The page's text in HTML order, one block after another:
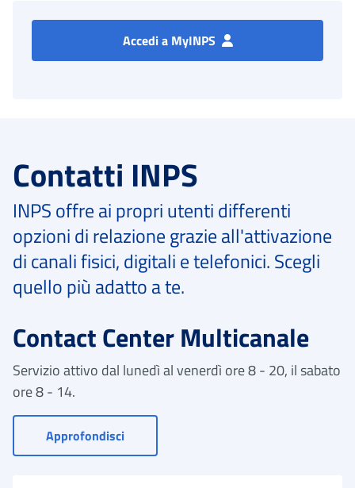
Accedi a MyINPS
Contatti INPS
INPS offre ai propri utenti differenti
opzioni di relazione grazie all'attivazione
di canali fisici, digitali e telefonici. Scegli
quello più adatto a te.
Contact Center Multicanale
Servizio attivo dal lunedì al venerdì ore 8 - 20, il sabato
ore 8 - 14.
Approfondisci- Vai a Contact Center